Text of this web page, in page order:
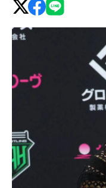
グ・
ノ
公
サ
イ
ト